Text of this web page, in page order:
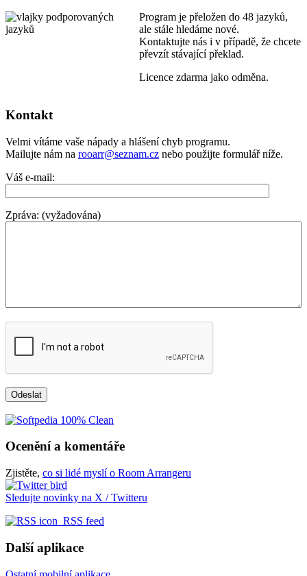
Program je přeložen do 48 jazyků,
ale stále hledáme nové.
Kontaktujte nás i v případě, že chcete
převzít stávající překlad.
Licence zdarma jako odměna.
Kontakt
Velmi vítáme vaše nápady a hlášení chyb programu.
Mailujte nám na rooarr@seznam.cz nebo použijte formulář níže.
Váš e-mail:
Zpráva: (vyžadována)
Ocenění a komentáře
Zjistěte, co si lidé myslí o Room Arrangeru
Sledujte novinky na X / Twitteru
RSS feed
Další aplikace